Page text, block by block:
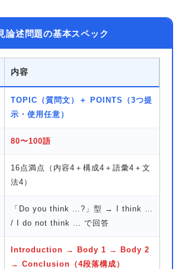
論述問題の基本スペック
内容
TOPIC（質問文）＋ POINTS（3つ提
示・使用任意）
80〜100語
16点満点（内容4＋構成4＋語彙4＋文
法4）
「Do you think …?」型 → I think …
/ I do not think … で回答
Introduction → Body 1 → Body 2
→ Conclusion（4段落構成）